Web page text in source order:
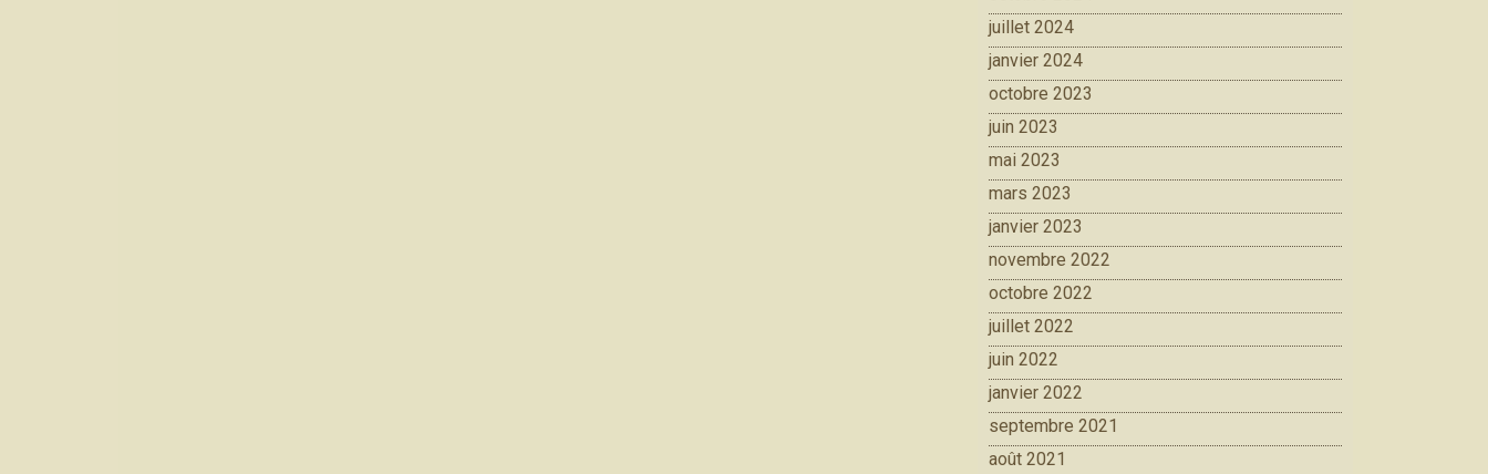
juillet 2024
janvier 2024
octobre 2023
juin 2023
mai 2023
mars 2023
janvier 2023
novembre 2022
octobre 2022
juillet 2022
juin 2022
janvier 2022
septembre 2021
août 2021